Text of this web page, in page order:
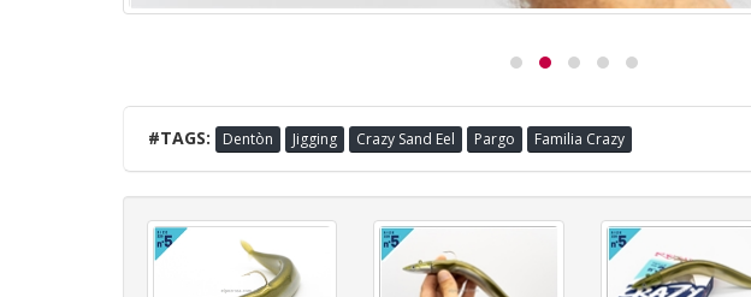
#TAGS: Dentòn Jigging Crazy Sand Eel Pargo Familia Crazy